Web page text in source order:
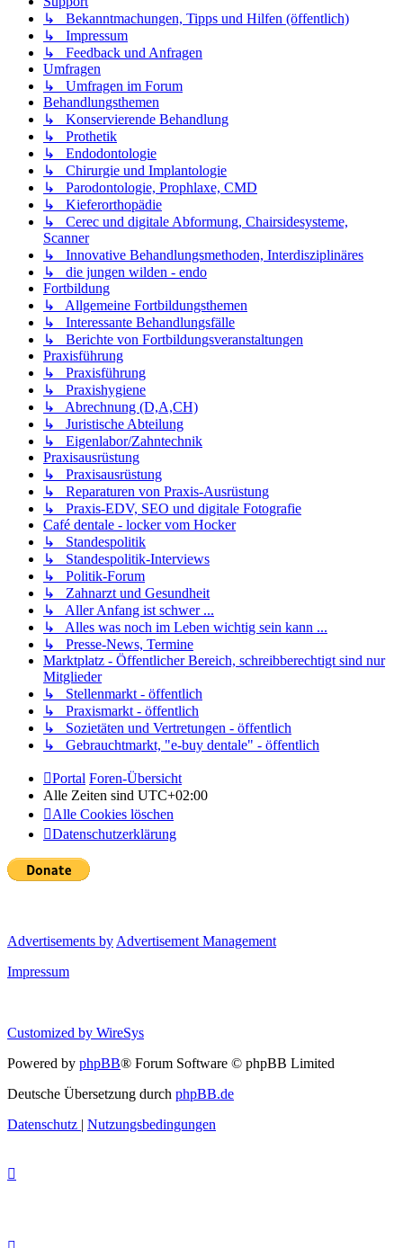
↳ Bekanntmachungen, Tipps und Hilfen (öffentlich)
↳ Impressum
↳ Feedback und Anfragen
Umfragen
↳ Umfragen im Forum
Behandlungsthemen
↳ Konservierende Behandlung
↳ Prothetik
↳ Endodontologie
↳ Chirurgie und Implantologie
↳ Parodontologie, Prophlaxe, CMD
↳ Kieferorthopädie
↳ Cerec und digitale Abformung, Chairsidesysteme,
Scanner
↳ Innovative Behandlungsmethoden, Interdisziplinäres
↳ die jungen wilden - endo
Fortbildung
↳ Allgemeine Fortbildungsthemen
↳ Interessante Behandlungsfälle
↳ Berichte von Fortbildungsveranstaltungen
Praxisführung
↳ Praxisführung
↳ Praxishygiene
↳ Abrechnung (D,A,CH)
↳ Juristische Abteilung
↳ Eigenlabor/Zahntechnik
Praxisausrüstung
↳ Praxisausrüstung
↳ Reparaturen von Praxis-Ausrüstung
↳ Praxis-EDV, SEO und digitale Fotografie
Café dentale - locker vom Hocker
↳ Standespolitik
↳ Standespolitik-Interviews
↳ Politik-Forum
↳ Zahnarzt und Gesundheit
↳ Aller Anfang ist schwer ...
↳ Alles was noch im Leben wichtig sein kann ...
↳ Presse-News, Termine
Marktplatz - Öffentlicher Bereich, schreibberechtigt sind nur
Mitglieder
↳ Stellenmarkt - öffentlich
↳ Praxismarkt - öffentlich
↳ Sozietäten und Vertretungen - öffentlich
↳ Gebrauchtmarkt, "e-buy dentale" - öffentlich
Portal Foren-Übersicht
Alle Zeiten sind UTC+02:00
Alle Cookies löschen
Datenschutzerklärung
Advertisements by Advertisement Management
Impressum
Customized by WireSys
Powered by phpBB® Forum Software © phpBB Limited
Deutsche Übersetzung durch phpBB.de
Datenschutz | Nutzungsbedingungen